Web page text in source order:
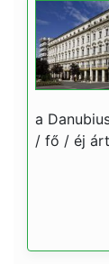
a
/ fő / éj